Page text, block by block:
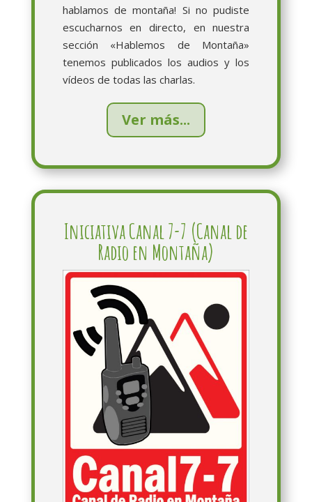
hablamos de montaña! Si no pudiste
escucharnos en directo, en nuestra
sección «Hablemos de Montaña»
tenemos publicados los audios y los
vídeos de todas las charlas.
Ver más...
Iniciativa Canal 7-7 (Canal de
Radio en Montaña)